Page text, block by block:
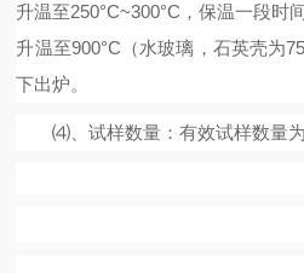
升温至250°C~300°C ，保温一段时
升温至900°C （水玻璃，石英壳为
下出炉。
⑷、试样数量 ：有效试样数量